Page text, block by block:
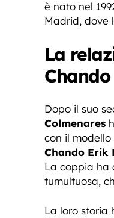
è nato nel
Madrid, dove
La
Dopo il suo
Colmenares
con il
Chando Erik
La coppia ha
tumultuosa,
La loro storia